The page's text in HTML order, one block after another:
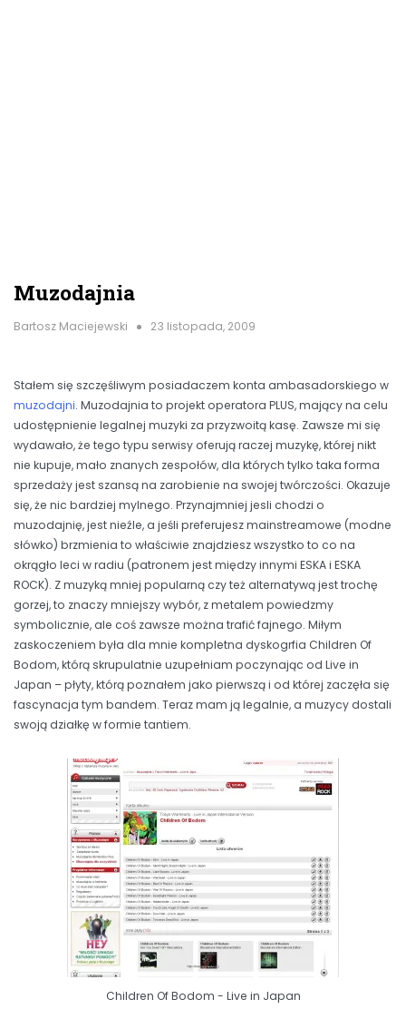
Muzodajnia
Bartosz Maciejewski 23 listopada, 2009
Stałem się szczęśliwym posiadaczem konta ambasadorskiego w
muzodajni. Muzodajnia to projekt operatora PLUS, mający na celu
udostępnienie legalnej muzyki za przyzwoitą kasę. Zawsze mi się
wydawało, że tego typu serwisy oferują raczej muzykę, której nikt
nie kupuje, mało znanych zespołów, dla których tylko taka forma
sprzedaży jest szansą na zarobienie na swojej twórczości. Okazuje
się, że nic bardziej mylnego. Przynajmniej jesli chodzi o
muzodajnię, jest nieźle, a jeśli preferujesz mainstreamowe (modne
słówko) brzmienia to właściwie znajdziesz wszystko to co na
okrągło leci w radiu (patronem jest między innymi ESKA i ESKA
ROCK). Z muzyką mniej popularną czy też alternatywą jest trochę
gorzej, to znaczy mniejszy wybór, z metalem powiedzmy
symbolicznie, ale coś zawsze można trafić fajnego. Miłym
zaskoczeniem była dla mnie kompletna dyskogrfia Children Of
Bodom, którą skrupulatnie uzupełniam poczynając od Live in
Japan – płyty, którą poznałem jako pierwszą i od której zaczęła się
fascynacja tym bandem. Teraz mam ją legalnie, a muzycy dostali
swoją działkę w formie tantiem.
Children Of Bodom - Live in Japan